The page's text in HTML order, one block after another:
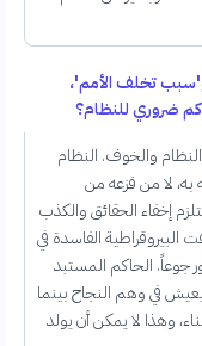
تخلف الأمم'،
ضروري للنظام؟
والخوف. النظام
به، لا من فزعه من
إخفاء الحقائق والكذب
الفاسدة في
جوعاً. الحاكم المستبد
في وهم النجاح بينما
وهذا لا يمكن أن يولد